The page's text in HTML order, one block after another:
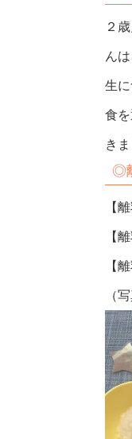
２
ん
生
食
き
◎
【
【
【
（